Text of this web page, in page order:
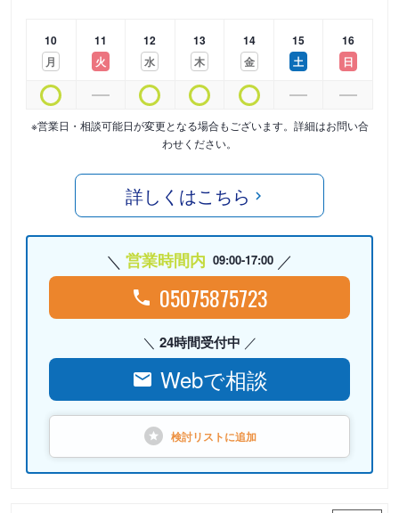
10
月
11
火
12
水
13
木
14
金
15
土
16
日
※営業日・相談可能日が変更となる場合もございます。詳細はお問い合
わせください。
詳しくはこちら
営業時間内 09:00-17:00
05075875723
24時間受付中
Webで相談
検討リストに追加